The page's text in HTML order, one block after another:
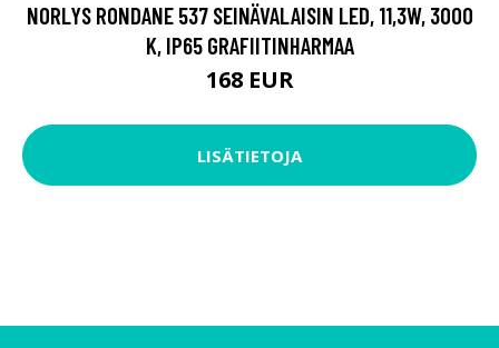
NORLYS RONDANE 537 SEINÄVALAISIN LED, 11,3W, 3000
K, IP65 GRAFIITINHARMAA
168 EUR
LISÄTIETOJA